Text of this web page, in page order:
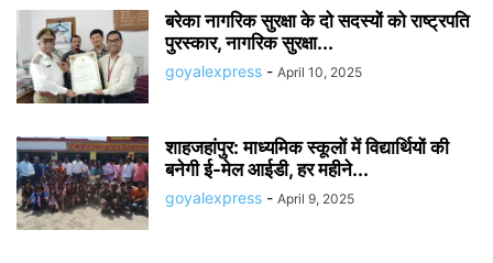
बरेका नागरिक सुरक्षा के दो सदस्यों को राष्ट्रपति
पुरस्कार, नागरिक सुरक्षा...
goyalexpress - April 10, 2025
शाहजहांपुर: माध्यमिक स्कूलाें में विद्यार्थियों की
बनेगी ई-मेल आईडी, हर महीने...
goyalexpress - April 9, 2025